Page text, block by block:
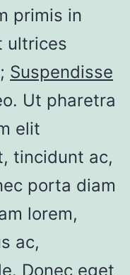
primis in
ultrices
Suspendisse
Ut pharetra
elit
tincidunt ac,
porta diam
lorem,
ac,
Donec eget